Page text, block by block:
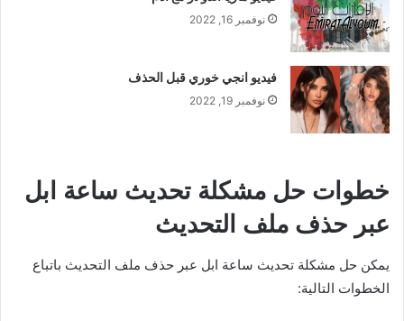
نوفمبر 16, 2022
فيديو انجي خوري قبل الحذف
نوفمبر 19, 2022
خطوات حل مشكلة تحديث ساعة ابل
عبر حذف ملف التحديث
يمكن حل مشكلة تحديث ساعة ابل عبر حذف ملف التحديث باتباع
الخطوات التالية: